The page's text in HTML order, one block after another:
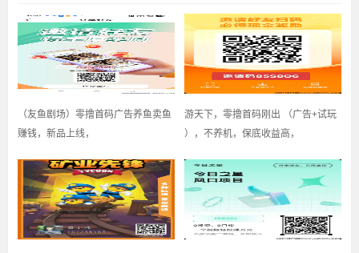
（友鱼剧场）零撸首码广告养鱼卖鱼
赚钱，新品上线，
游天下，零撸首码刚出 （广告+试玩
），不养机，保底收益高，